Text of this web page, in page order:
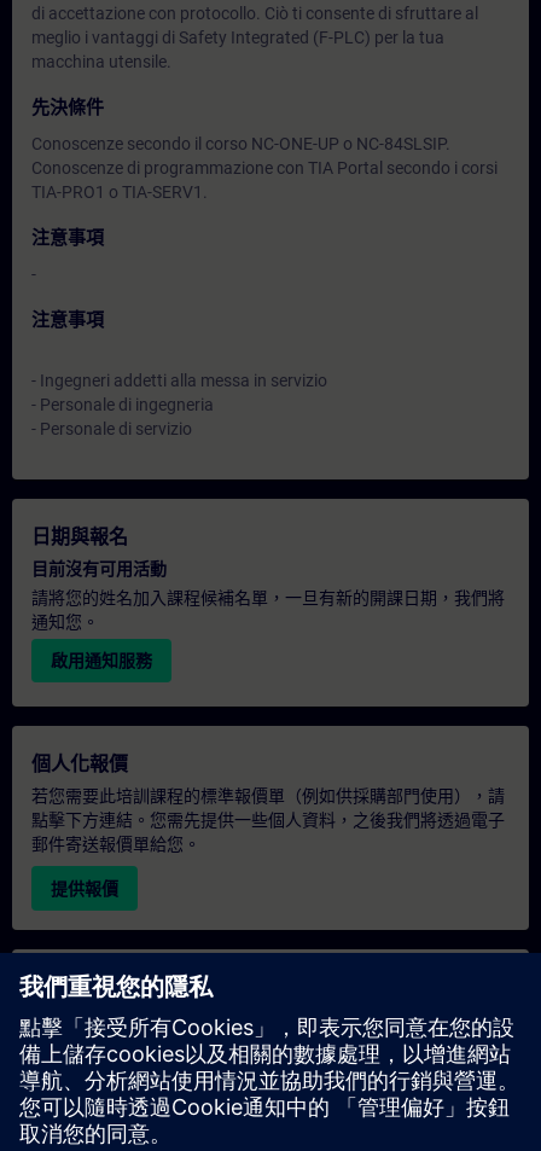
di accettazione con protocollo. Ciò ti consente di sfruttare al
meglio i vantaggi di Safety Integrated (F-PLC) per la tua
macchina utensile.
先決條件
Conoscenze secondo il corso NC-ONE-UP o NC-84SLSIP.
Conoscenze di programmazione con TIA Portal secondo i corsi
TIA-PRO1 o TIA-SERV1.
注意事項
-
注意事項
- Ingegneri addetti alla messa in servizio
- Personale di ingegneria
- Personale di servizio
日期與報名
目前沒有可用活動
請將您的姓名加入課程候補名單，一旦有新的開課日期，我們將
通知您。
啟用通知服務
個人化報價
若您需要此培訓課程的標準報價單（例如供採購部門使用），請
點擊下方連結。您需先提供一些個人資料，之後我們將透過電子
郵件寄送報價單給您。
提供報價
專屬培訓諮詢
若您需要針對專屬培訓課程（無論是現場、線上或於我們的
SITRAIN 培訓中心舉辦）索取報價，請填寫下方的諮詢表單。此
類請求適合較大規模的團體（6 人以上）。提供您的聯絡資料及
培訓需求後，我們將向您發送報價單。
索取專屬報價